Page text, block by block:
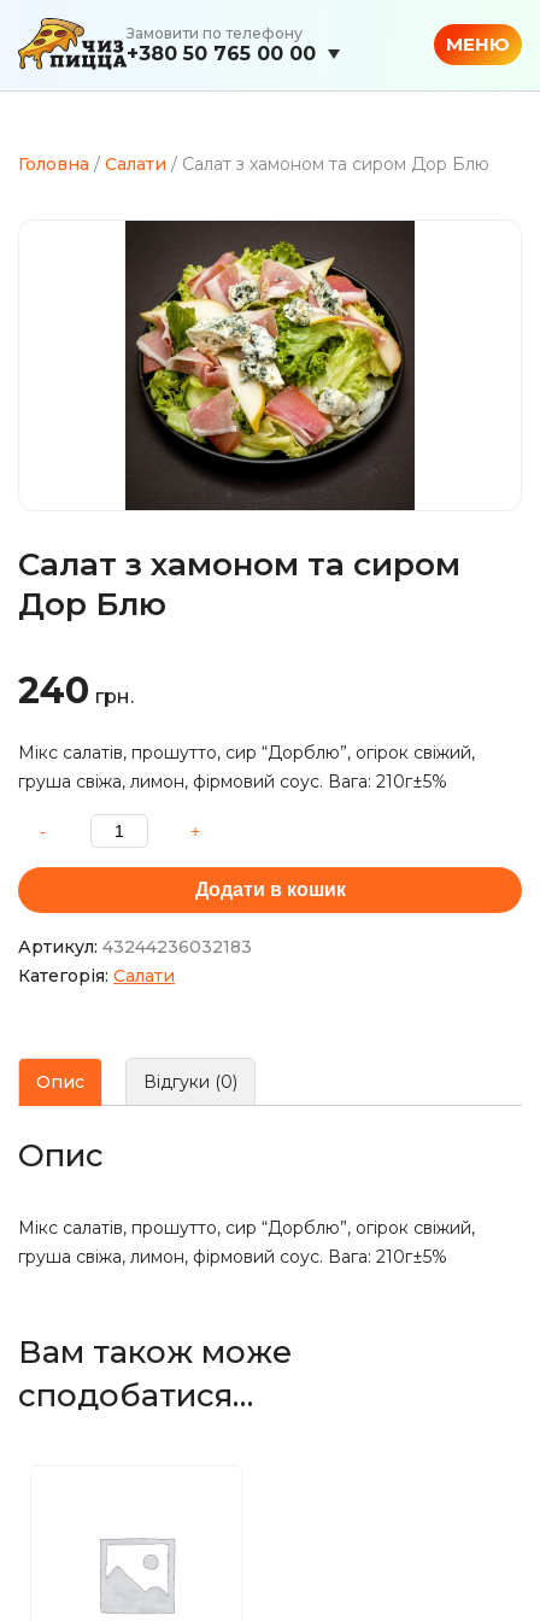
Замовити по телефону
+380 50 765 00 00 МЕНЮ
Головна / Салати / Салат з хамоном та сиром Дор Блю
Салат з хамоном та сиром
Дор Блю
240 грн.
Мікс салатів, прошутто, сир “Дорблю”, огірок свіжий,
груша свіжа, лимон, фірмовий соус. Вага: 210г±5%
Додати в кошик
Артикул: 43244236032183
Категорія: Салати
Опис Відгуки (0)
Опис
Мікс салатів, прошутто, сир “Дорблю”, огірок свіжий,
груша свіжа, лимон, фірмовий соус. Вага: 210г±5%
Вам також може
сподобатися…